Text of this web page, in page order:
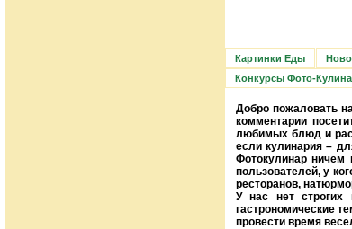
Картинки Еды
Конкурсы Фото-
Добро пожаловать
комментарии
любимых блюд и
если кулинария –
Фотокулинар ничем
пользователей, у
ресторанов,
У нас нет строгих
гастрономические
провести время